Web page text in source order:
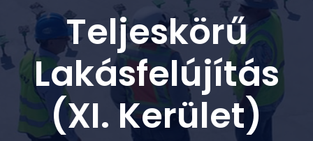
Teljeskörű
Lakásfelújítás
(XI. Kerület)